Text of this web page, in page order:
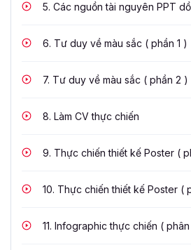
5. Các nguồn tài nguyên PPT
6. Tư duy về màu sắc ( phần 1 )
7. Tư duy về màu sắc ( phần 2 )
8. Làm CV thực chiến
9. Thực chiến thiết kế Poster (
10. Thực chiến thiết kế Poster (
11. Infographic thực chiến ( phân